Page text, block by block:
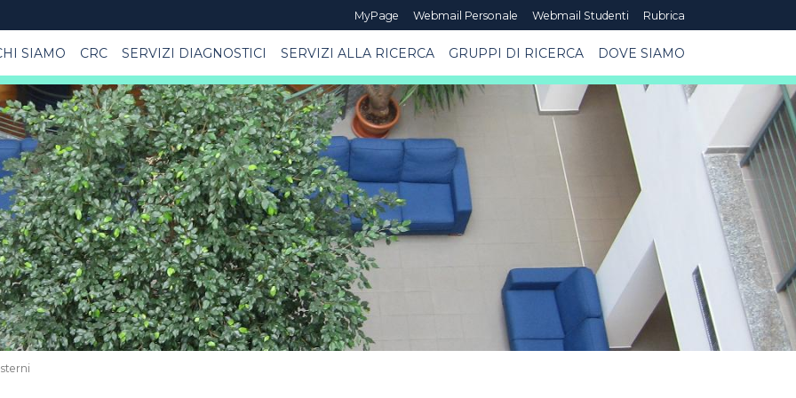
MyPage Webmail Personale Webmail Studenti
Rubrica
SIAMO CRC SERVIZI DIAGNOSTICI SERVIZI ALLA RICERCA GRUPPI DI RICERCA DOVE SIAMO